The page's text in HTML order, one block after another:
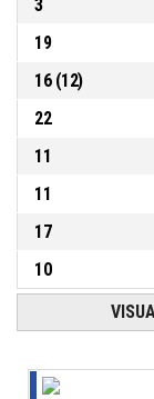
3
19
16(12)
22
11
11
17
10